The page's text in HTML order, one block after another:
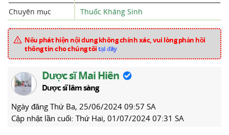
Chuyên mục
Thuốc Kháng Sinh
Nếu phát hiện nội dung không chính xác, vui lòng phản hồi
thông tin cho chúng tôitại đây
Dược sĩ Mai Hiên
Dược sĩ lâm sàng
Ngày đăng Thứ Ba, 25/06/2024 09:57 SA
Cập nhật lần cuối: Thứ Hai, 01/07/2024 07:31 SA